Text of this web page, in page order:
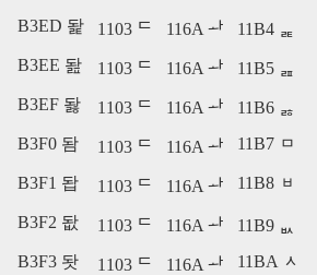
B3ED 돭
1103 ᄃ 116A ᅪ
11B4 ᆴ
B3EE 돮
1103 ᄃ 116A ᅪ
11B5 ᆵ
B3EF 돯
1103 ᄃ 116A ᅪ
11B6 ᆶ
B3F0 돰
1103 ᄃ 116A ᅪ 11B7 ᆷ
B3F1 돱 1103 ᄃ 116A ᅪ 11B8 ᆸ
B3F2 돲 1103 ᄃ 116A ᅪ
11B9 ᆹ
B3F3 돳
1103 ᄃ 116A ᅪ 11BA ᆺ